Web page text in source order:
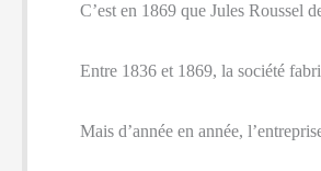
C’est en 1869 que Jules Roussel
Entre 1836 et 1869, la société
Mais d’année en année,